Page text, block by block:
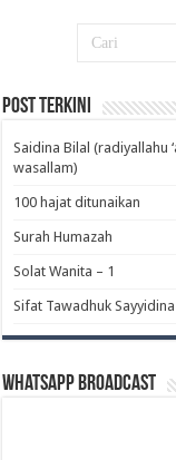
Post Terkini
Saidina Bilal (radiyallahu
wasallam)‎
100 hajat ditunaikan
Surah Humazah
Solat Wanita – 1
Sifat Tawadhuk
WhatsApp Broadcast